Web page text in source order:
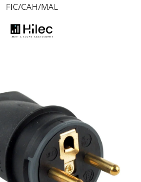
cutie lemn
Cutie
de pluta
FIC/CAH/MAL